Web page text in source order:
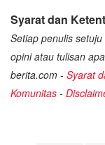
Syarat dan
Setiap penulis
opini atau tulisan
berita.com - Syarat
Komunitas -